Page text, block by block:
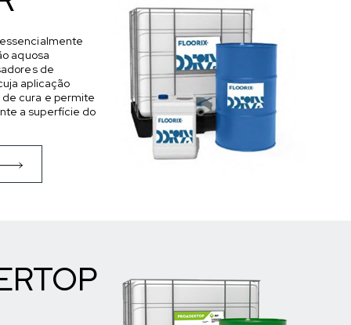
aquosa
de
aplicação
cura e permite
a superfície do